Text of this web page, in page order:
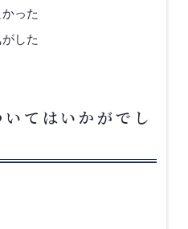
った
した
てはいかがでし